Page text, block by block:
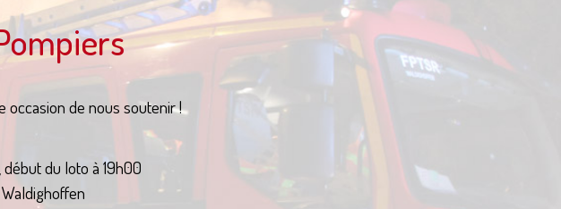
de nous soutenir !
du loto à 19h00